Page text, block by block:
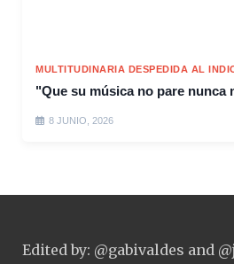
MULTITUDINARIA DESPEDIDA AL
"Que su música no pare nunca
8 JUNIO, 2026
Edited by: @gabivaldes and